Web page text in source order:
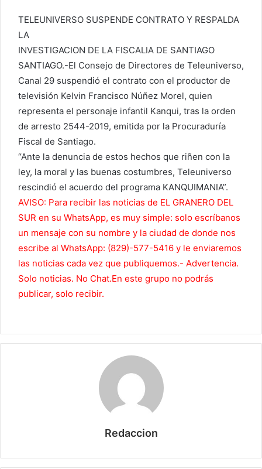
TELEUNIVERSO SUSPENDE CONTRATO Y RESPALDA
LA
INVESTIGACION DE LA FISCALIA DE SANTIAGO
SANTIAGO.-El Consejo de Directores de Teleuniverso,
Canal 29 suspendió el contrato con el productor de
televisión Kelvin Francisco Núñez Morel, quien
representa el personaje infantil Kanqui, tras la orden
de arresto 2544-2019, emitida por la Procuraduría
Fiscal de Santiago.
“Ante la denuncia de estos hechos que riñen con la
ley, la moral y las buenas costumbres, Teleuniverso
rescindió el acuerdo del programa KANQUIMANIA”.
AVISO: Para recibir las noticias de EL GRANERO DEL
SUR en su WhatsApp, es muy simple: solo escríbanos
un mensaje con su nombre y la ciudad de donde nos
escribe al WhatsApp: (829)-577-5416 y le enviaremos
las noticias cada vez que publiquemos.- Advertencia.
Solo noticias. No Chat.En este grupo no podrás
publicar, solo recibir.
Redaccion